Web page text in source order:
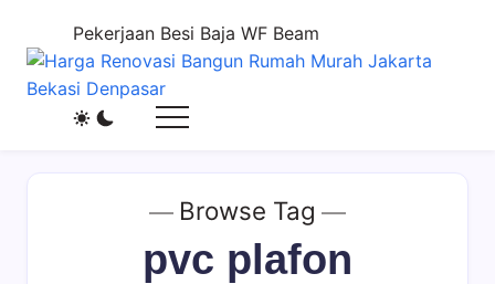
content
Pekerjaan Besi Baja WF Beam
Harga
Browse Tag
pvc plafon